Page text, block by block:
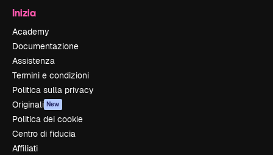
Inizia
Academy
Documentazione
Assistenza
Termini e condizioni
Politica sulla privacy
Originali New
Politica dei cookie
Centro di fiducia
Affiliati